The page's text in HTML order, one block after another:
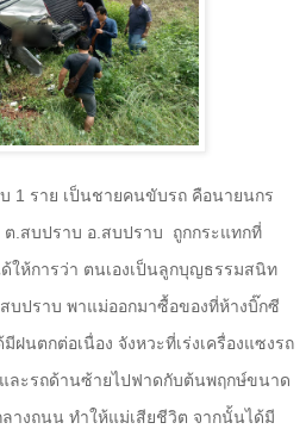
1 ราย เป็นชายคนขับรถ คือนายนกร
ต.สบปราบ อ.สบปราบ
ถูกกระแทกที่
ให้การว่า ตนเองเป็นลูกบุญธรรมสนิท
บปราบ พาแม่ออกมาซื้อของที่ห้างบิ๊กซี
ฝนตกต่อเนื่อง จังหวะที่เร่งเครื่องแซงรถ
ละรถด้านซ้ายไปฟาดกับต้นพฤกษ์ขนาด
างถนน ทำให้แม่เสียชีวิต จากนั้นได้มี